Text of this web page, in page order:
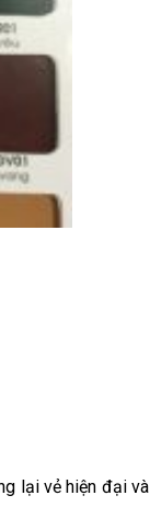
lại vẻ hiện đại